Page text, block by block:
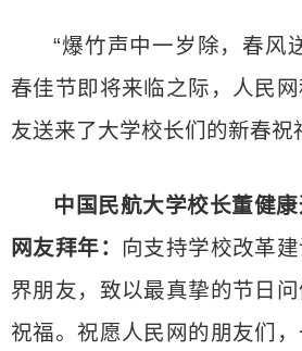
“爆竹声中一岁除，春风
春佳节即将来临之际，人民
友送来了大学校长们的新春祝
中国民航大学校长董健
网友拜年： 向支持学校改革
界朋友，致以最真挚的节日
祝福。祝愿人民网的朋友们，